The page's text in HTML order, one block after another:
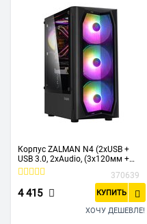
Корпус ZALMAN N4 (2xUSB +
USB 3.0, 2xAudio, (3x120мм +
3x140мм) FAN, боковое окно,
370639
4 415 КУПИТЬ
ХОЧУ ДЕШЕВЛЕ!